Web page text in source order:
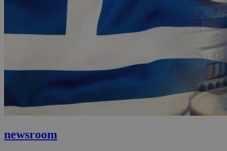
newsroom